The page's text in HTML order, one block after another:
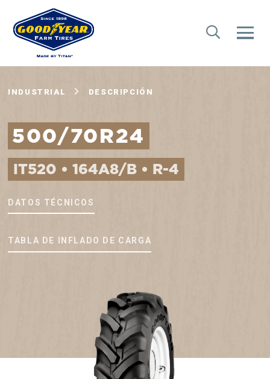
INDUSTRIAL DESCRIPCIÓN
500/70R24
IT520 • 164A8/B • R-4
DATOS TÉCNICOS
TABLA DE INFLADO DE CARGA